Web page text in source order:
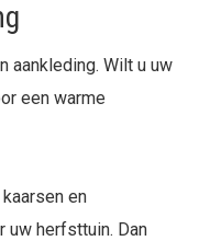
aankleding. Wilt u uw
een warme
en
uw herfsttuin. Dan